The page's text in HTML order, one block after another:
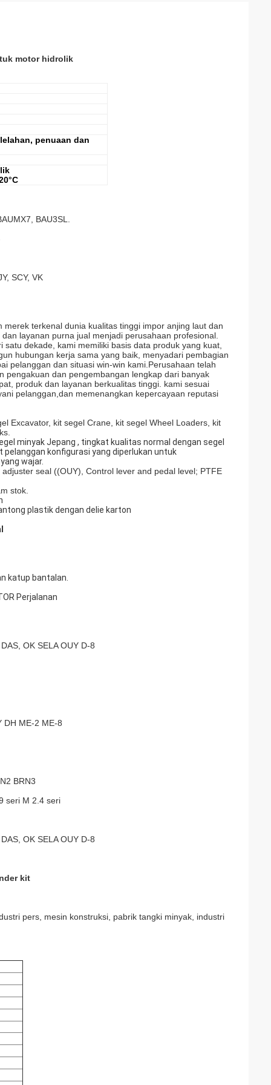
motor hidrolik
penuaan dan
BAU3SL.
SCY, VK
terkenal dunia kualitas tinggi impor anjing laut dan
layanan purna jual menjadi perusahaan profesional.
dekade, kami memiliki basis data produk yang kuat,
hubungan kerja sama yang baik, menyadari pembagian
pelanggan dan situasi win-win kami.Perusahaan telah
pengakuan dan pengembangan lengkap dari banyak
produk dan layanan berkualitas tinggi. kami sesuai
pelanggan,dan memenangkan kepercayaan reputasi
Excavator, kit segel Crane, kit segel Wheel Loaders, kit
minyak Jepang , tingkat kualitas normal dengan segel
konfigurasi yang diperlukan untuk
wajar.
seal ((OUY), Control lever and pedal level; PTFE
stok.
plastik dengan delie karton
katup bantalan.
Perjalanan
OK SELA OUY D-8
DH ME-2 ME-8
BRN3
seri M 2.4 seri
OK SELA OUY D-8
kit
pers, mesin konstruksi, pabrik tangki minyak, industri